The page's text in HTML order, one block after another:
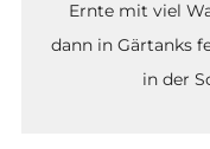
Ernte mit viel
dann in Gärtanks
in der